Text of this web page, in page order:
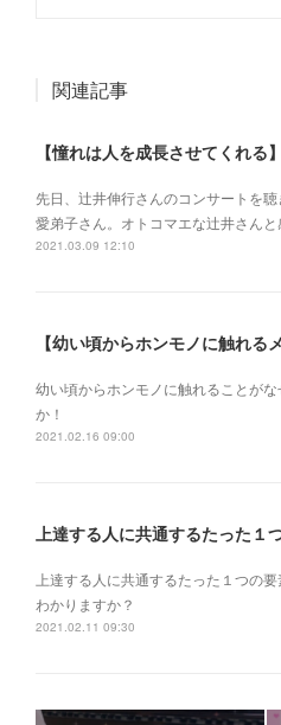
関連記事
【憧れは人を成長させてくれる】
先日、辻井伸行さんのコンサートを
愛弟子さん。 オトコマエな辻井さんと
2021.03.09 12:10
幼い頃からホンモノに 触れることが
か！
2021.02.16 09:00
上達する人に共通するたった１
上達する人に共通するたった１つの
わかりますか？
2021.02.11 09:30